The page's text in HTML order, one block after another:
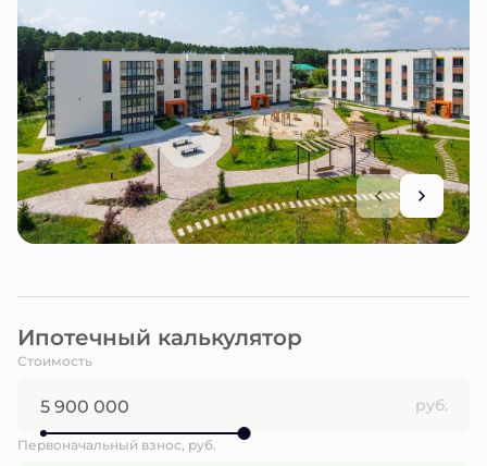
Ипотечный калькулятор
Стоимость
руб.
Первоначальный взнос, руб.